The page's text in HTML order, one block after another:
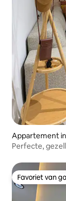
Appartement
Perfecte,
Favoriet van
Favoriet van